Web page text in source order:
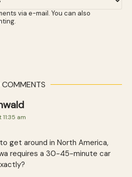
via e-mail. You can also
am
get around in North America,
requires a 30-45-minute car